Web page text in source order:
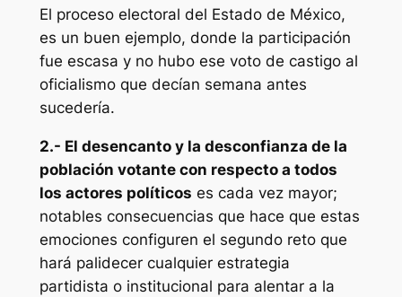
El proceso electoral del Estado de México,
es un buen ejemplo, donde la participación
fue escasa y no hubo ese voto de castigo al
oficialismo que decían semana antes
sucedería.
2.- El desencanto y la desconfianza de la
población votante con respecto a todos
los actores políticos es cada vez mayor;
notables consecuencias que hace que estas
emociones configuren el segundo reto que
hará palidecer cualquier estrategia
partidista o institucional para alentar a la